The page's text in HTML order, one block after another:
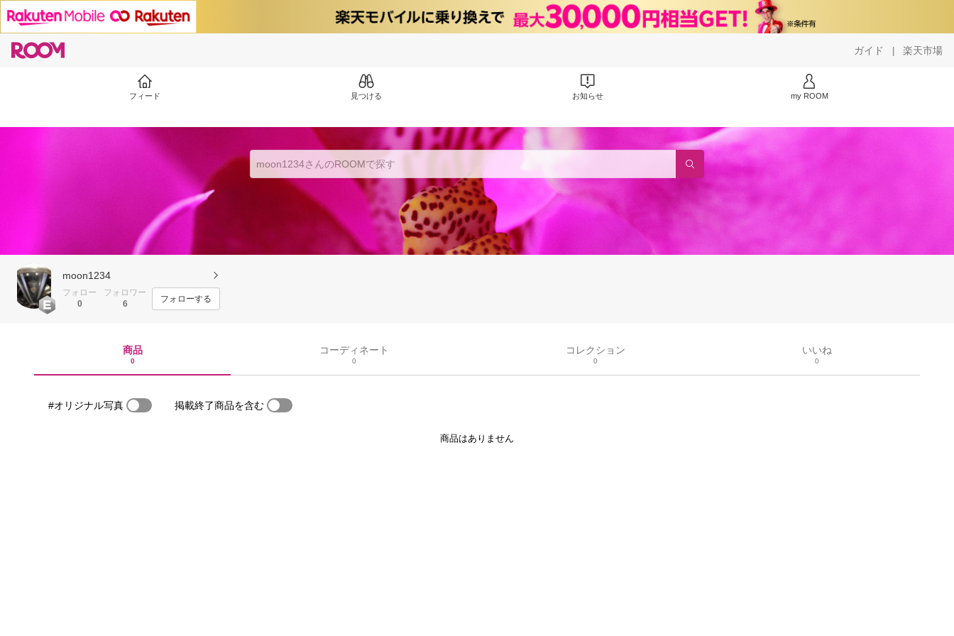
ガイド | 楽天市場
フィード 見つける お知らせ my ROOM
moon1234
フォロー
0
フォロワー
6
フォローする
商品
0
コーディネート
0
コレクション
0
いいね
0
#オリジナル写真 掲載終了商品を含む
商品はありません